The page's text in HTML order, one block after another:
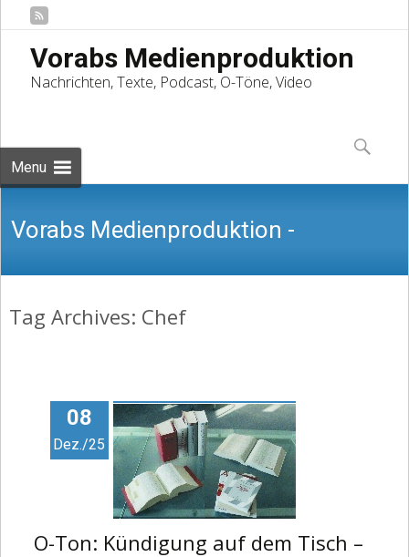
Vorabs Medienproduktion
Nachrichten, Texte, Podcast, O-Töne, Video
Menu
to
content
Suchen
nach:
Vorabs Medienproduktion -
Nachrichten, Texte, Podcast, O-Töne,
Video
Tag Archives: Chef
08
Dez./25
O-Ton: Kündigung auf dem Tisch –